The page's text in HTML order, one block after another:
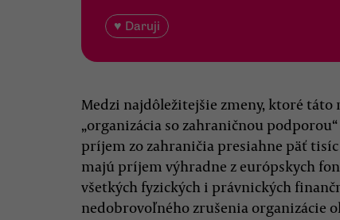
♥ Daruji
Medzi najdôležitejšie zmeny, ktoré
„organizácia so zahraničnou
príjem zo zahraničia presiahne päť
majú príjem výhradne z európskych
všetkých fyzických i právnických
nedobrovoľného zrušenia organizácie